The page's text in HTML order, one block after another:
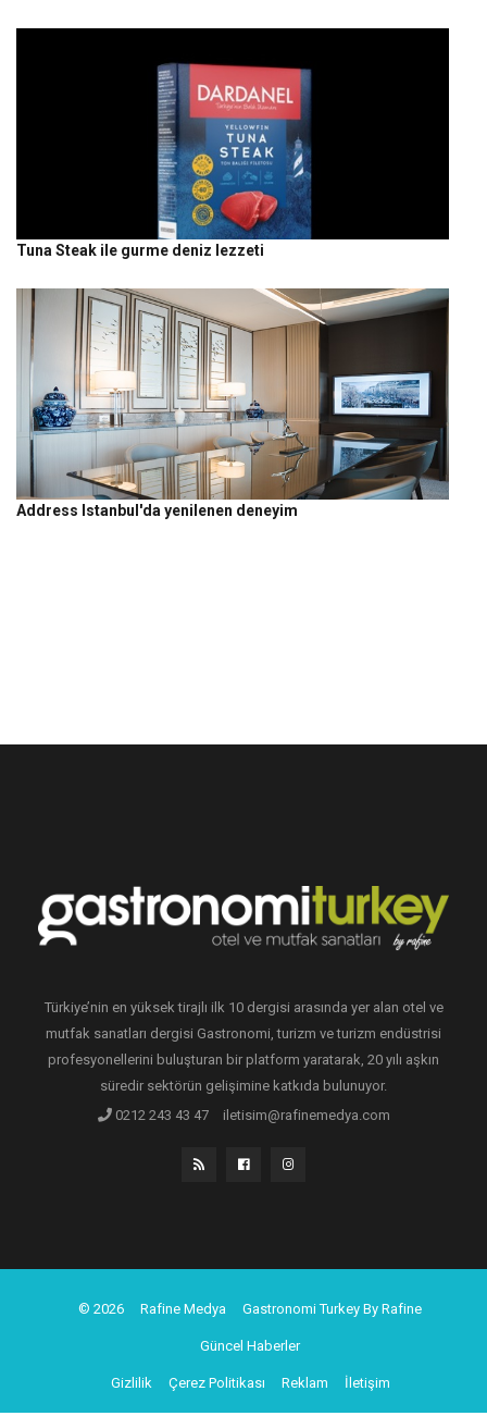
Tuna Steak ile gurme deniz lezzeti
Address Istanbul'da yenilenen deneyim
Türkiye’nin en yüksek tirajlı ilk 10 dergisi arasında yer alan otel ve
mutfak sanatları dergisi Gastronomi, turizm ve turizm endüstrisi
profesyonellerini buluşturan bir platform yaratarak, 20 yılı aşkın
süredir sektörün gelişimine katkıda bulunuyor.
0212 243 43 47
iletisim@rafinemedya.com
© 2026 Rafine Medya Gastronomi Turkey By Rafine
Güncel Haberler
Gizlilik Çerez Politikası Reklam İletişim